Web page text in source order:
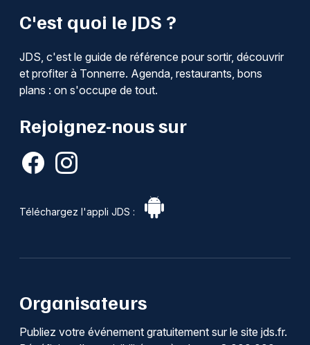
C'est quoi le JDS ?
JDS, c'est le guide de référence pour sortir, découvrir
et profiter à Tonnerre. Agenda, restaurants, bons
plans : on s'occupe de tout.
Rejoignez-nous sur
Téléchargez l'appli JDS :
Organisateurs
Publiez votre événement gratuitement sur le site jds.fr.